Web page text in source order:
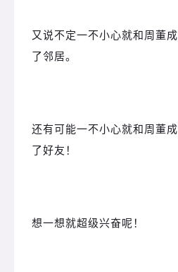
又说不定一不小心就和周董成
了邻居。
还有可能一不小心就和周董成
了好友！
想一想就超级兴奋呢！